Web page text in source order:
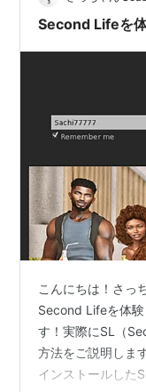
Second Lifeを
こんにちは！さっ
Second Lifeを体
す！実際にSL（
方法をご説明し
インストールした